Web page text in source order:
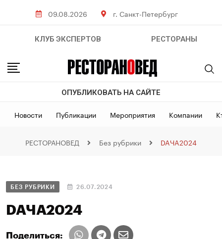
09.08.2026 г. Санкт-Петербург
КЛУБ ЭКСПЕРТОВ РЕСТОРАНЫ
ОПУБЛИКОВАТЬ НА САЙТЕ
Новости Публикации Мероприятия Компании
РЕСТОРАНОВЕД Без рубрики DAЧA2024
БЕЗ РУБРИКИ 26.07.2024
DAЧA2024
Поделиться: